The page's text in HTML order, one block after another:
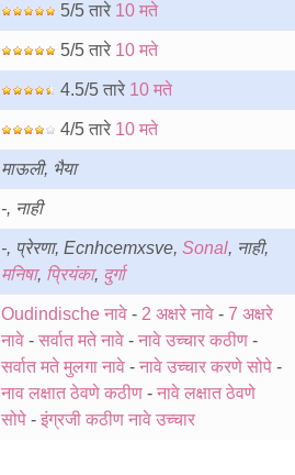
5/5 तारे 10 मते
5/5 तारे 10 मते
4.5/5 तारे 10 मते
4/5 तारे 10 मते
माऊली, भैया
-, नाही
-, प्रेरणा, Ecnhcemxsve, Sonal, नाही,
मनिषा, प्रियंका, दुर्गा
Oudindische नावे - 2 अक्षरे नावे - 7 अक्षरे
नावे - सर्वात मते नावे - नावे उच्चार कठीण -
सर्वात मते मुलगा नावे - नावे उच्चार करणे सोपे -
नाव लक्षात ठेवणे कठीण - नावे लक्षात ठेवणे
सोपे - इंग्रजी कठीण नावे उच्चार